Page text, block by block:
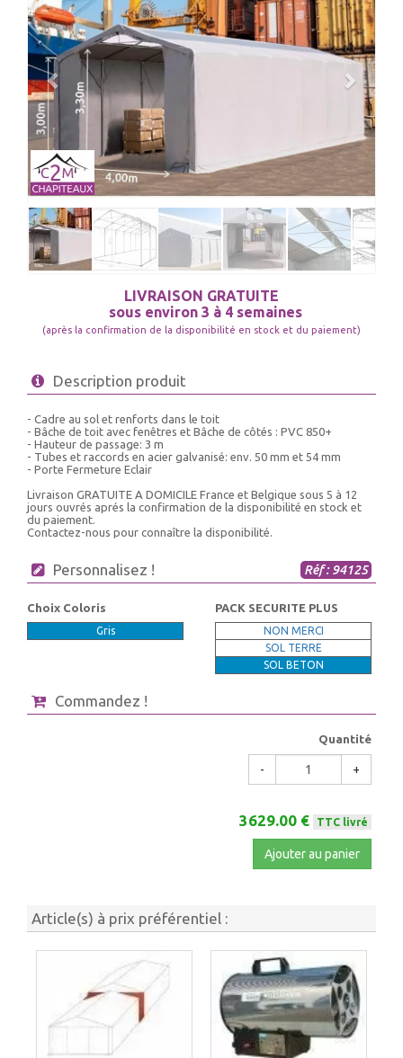
LIVRAISON GRATUITE
sous environ 3 à 4 semaines
(après la confirmation de la disponibilité en stock et du paiement)
Description produit
- Cadre au sol et renforts dans le toit
- Bâche de toit avec fenêtres et Bâche de côtés : PVC 850+
- Hauteur de passage: 3 m
- Tubes et raccords en acier galvanisé: env. 50 mm et 54 mm
- Porte Fermeture Eclair
Livraison GRATUITE A DOMICILE France et Belgique sous 5 à 12
jours ouvrés aprés la confirmation de la disponibilité en stock et
du paiement.
Contactez-nous pour connaître la disponibilité.
Personnalisez ! Réf : 94125
Choix Coloris
Gris
PACK SECURITE PLUS
NON MERCI
SOL TERRE
SOL BETON
Commandez !
Quantité
- +
3629.00 € TTC livré
Ajouter au panier
Article(s) à prix préférentiel :